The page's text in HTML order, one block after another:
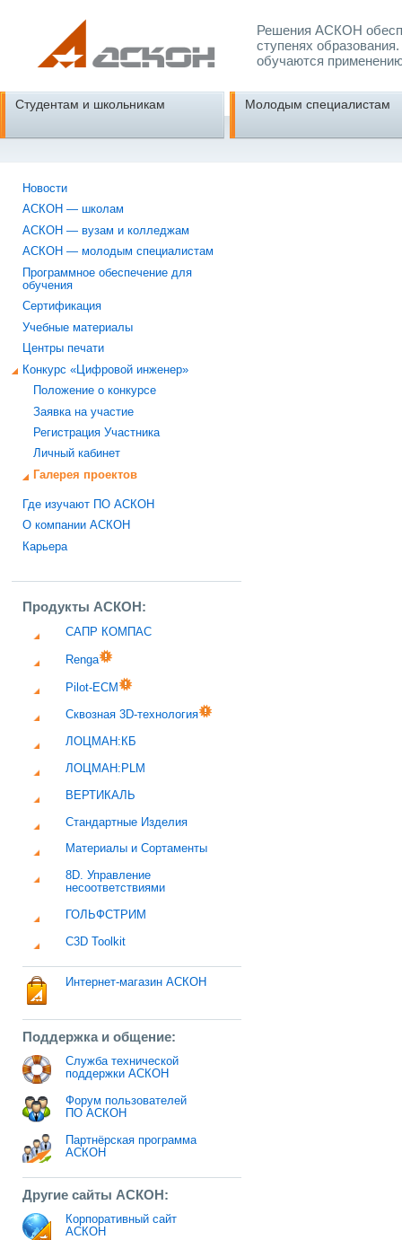
Решения АСКОН
ступенях
обучаются
Студентам и школьникам Молодым специалистам
Новости
АСКОН — школам
АСКОН — вузам и колледжам
АСКОН — молодым специалистам
Программное обеспечение для
обучения
Сертификация
Учебные материалы
Центры печати
Конкурс «Цифровой инженер»
Положение о конкурсе
Заявка на участие
Регистрация Участника
Личный кабинет
Галерея проектов
Где изучают ПО АСКОН
О компании АСКОН
Карьера
Продукты АСКОН:
САПР КОМПАС
Renga
Pilot-ECM
Сквозная 3D-технология
ЛОЦМАН:КБ
ЛОЦМАН:PLM
ВЕРТИКАЛЬ
Стандартные Изделия
Материалы и Сортаменты
8D. Управление
несоответствиями
ГОЛЬФСТРИМ
C3D Toolkit
Интернет-магазин АСКОН
Поддержка и общение:
Служба технической
поддержки АСКОН
Форум пользователей
ПО АСКОН
Партнёрская программа
АСКОН
Другие сайты АСКОН:
Корпоративный сайт
АСКОН